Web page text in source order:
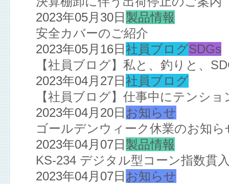
2023年05月30日 製品情報
安全カバーのご紹介
2023年05月16日 社員ブログSDGs
【社員ブログ】私と、釣りと、
2023年04月27日 社員ブログ
【社員ブログ】仕事中にテンシ
2023年04月20日 お知らせ
ゴールデンウィーク休業のお知ら
2023年04月07日 製品情報
KS-234 デジタル型コーン指数貫
2023年04月07日 お知らせ